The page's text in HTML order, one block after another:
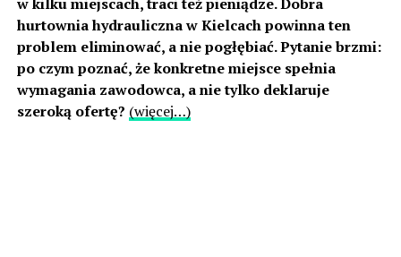
hurtownia hydrauliczna w Kielcach powinna ten
problem eliminować, a nie pogłębiać. Pytanie brzmi:
po czym poznać, że konkretne miejsce spełnia
wymagania zawodowca, a nie tylko deklaruje
szeroką ofertę? (więcej…)